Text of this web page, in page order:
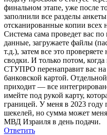
финальном этапе, уже после
заполнили все разделы
отсканированные копии всех
Система сама проведет вас
данные, загружаете файлы
т.д.), затем все это
сводки. И только потом, когда
СТУПРО перенаправит вас
банковской картой.
приходит — все
имейте под рукой карту,
границей. У меня в 2023 году
шекелей, но сумма может
МВД Израиля в день подачи.
Ответить